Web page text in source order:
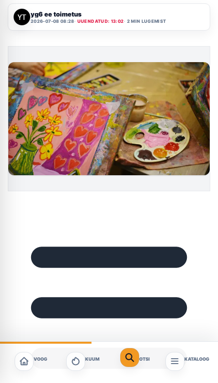
yg6 ee toimetus
2026-07-08 08:28 UUENDATUD: 13:02 2 MIN LUGEMIST
VOOG KUUM OTSI KATALOOG